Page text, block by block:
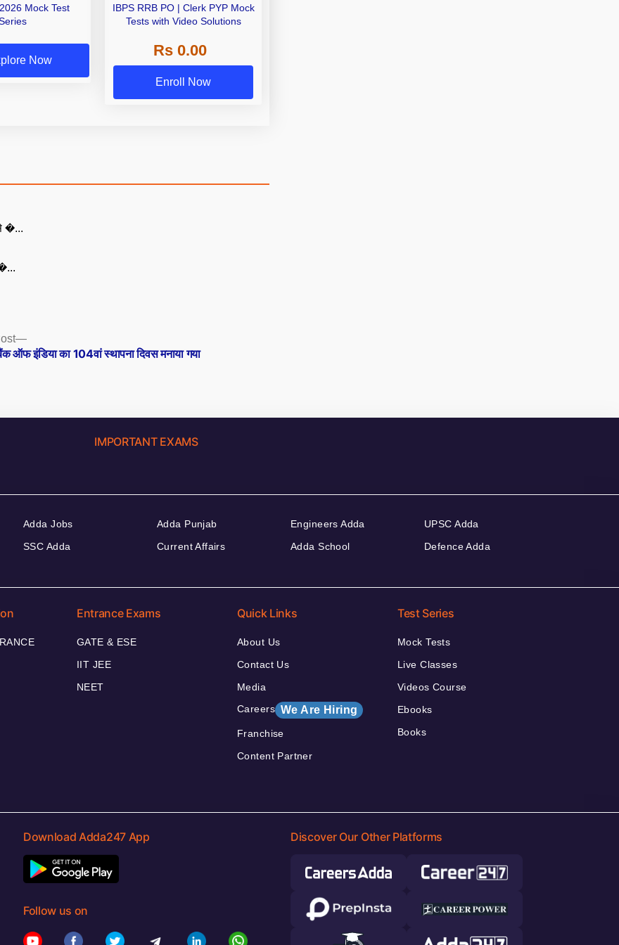
Mock Test
Now
IBPS RRB PO | Clerk PYP Mock
Tests with Video Solutions
Rs 0.00
Enroll Now
�...
Next
post:
ऑफ इंडिया का 104वां स्थापना दिवस मनाया गया
IMPORTANT EXAMS
Adda Jobs
SSC Adda
Adda Punjab
Current Affairs
Engineers Adda
Adda School
UPSC Adda
Defence Adda
Entrance Exams
GATE & ESE
IIT JEE
NEET
Quick Links
About Us
Contact Us
Media
Careers We Are Hiring
Franchise
Content Partner
Test Series
Mock Tests
Live Classes
Videos Course
Ebooks
Books
Download Adda247 App
Follow us on
Discover Our Other Platforms